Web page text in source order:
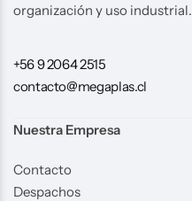
organización y uso industrial.
+56 9 2064 2515
contacto@megaplas.cl
Nuestra Empresa
Contacto
Despachos